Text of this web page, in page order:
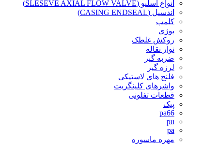
انواع اسلیو (SLESEVE AXIAL FLOW VALVE)
اندسیل (CASING ENDSEAL)
کلمپ
بوژی
روکش غلطک
نوار نقاله
ضربه گیر
لرزه گیر
فلنج های لاستیکی
واشرهای کلینگریت
قطعات تفلونی
پیک
pa66
pu
pa
مهره ماسوره